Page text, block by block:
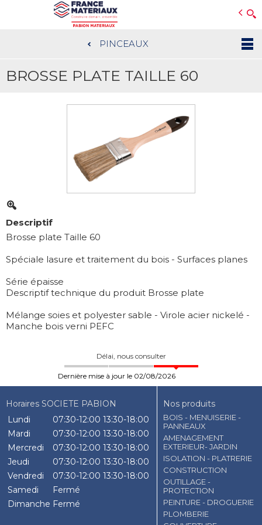
au
contenu
PINCEAUX
BROSSE PLATE TAILLE 60
Descriptif
Brosse plate Taille 60
Spéciale lasure et traitement du bois - Surfaces planes
Série épaisse
Descriptif technique du produit Brosse plate
Mélange soies et polyester sable - Virole acier nickelé -
Manche bois verni PEFC
Délai, nous consulter
Dernière mise à jour le 02/08/2026
Horaires SOCIETE PABION
Lundi
07:30-12:00 13:30-18:00
Mardi
07:30-12:00 13:30-18:00
Mercredi
07:30-12:00 13:30-18:00
Jeudi
07:30-12:00 13:30-18:00
Vendredi
07:30-12:00 13:30-18:00
Samedi
Fermé
Dimanche Fermé
Nos produits
BOIS - MENUISERIE -
PANNEAUX
AMENAGEMENT
EXTERIEUR- JARDIN
ISOLATION - PLATRERIE
CONSTRUCTION
OUTILLAGE -
PROTECTION
PEINTURE - DROGUERIE
PLOMBERIE